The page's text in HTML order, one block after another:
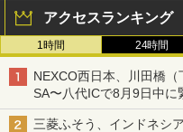
アクセスランキング
1時間 24時間
NEXCO西日本、川田橋
SA〜八代ICで8月9日中に
三菱ふそう、インドネシ